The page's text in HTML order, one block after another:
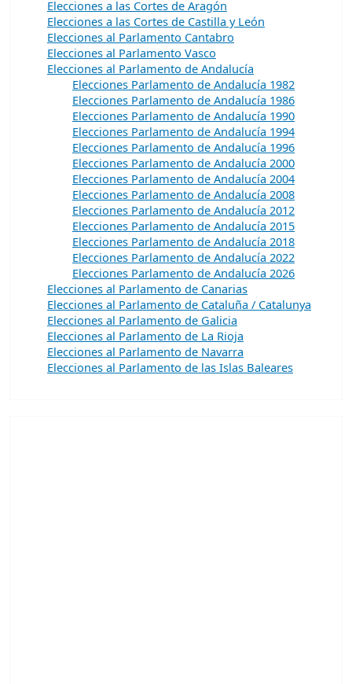
Elecciones a las Cortes de Aragón
Elecciones a las Cortes de Castilla y León
Elecciones al Parlamento Cantabro
Elecciones al Parlamento Vasco
Elecciones al Parlamento de Andalucía
Elecciones Parlamento de Andalucía 1982
Elecciones Parlamento de Andalucía 1986
Elecciones Parlamento de Andalucía 1990
Elecciones Parlamento de Andalucía 1994
Elecciones Parlamento de Andalucía 1996
Elecciones Parlamento de Andalucía 2000
Elecciones Parlamento de Andalucía 2004
Elecciones Parlamento de Andalucía 2008
Elecciones Parlamento de Andalucía 2012
Elecciones Parlamento de Andalucía 2015
Elecciones Parlamento de Andalucía 2018
Elecciones Parlamento de Andalucía 2022
Elecciones Parlamento de Andalucía 2026
Elecciones al Parlamento de Canarias
Elecciones al Parlamento de Cataluña / Catalunya
Elecciones al Parlamento de Galicia
Elecciones al Parlamento de La Rioja
Elecciones al Parlamento de Navarra
Elecciones al Parlamento de las Islas Baleares